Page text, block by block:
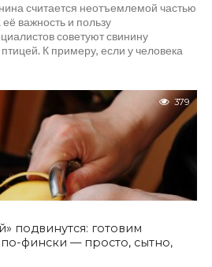
считается неотъемлемой частью
важность и пользу
советуют свинину
К примеру, если у человека
379
подвинутся: готовим
фински — просто, сытно,